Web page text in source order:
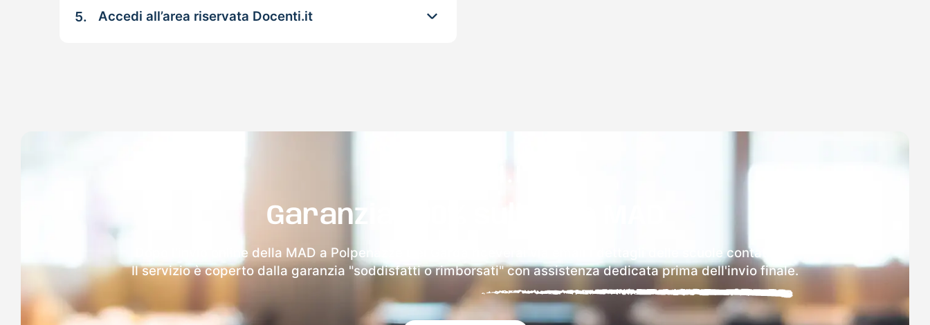
5. Accedi all’area riservata Docenti.it
Garanzia 100% sulla tua MAD
Dopo l'invio online della MAD a Polpenazze Del Garda riceverai via email i dettagli delle scuole contattate.
Il servizio è coperto dalla garanzia "soddisfatti o rimborsati" con assistenza dedicata prima dell'invio finale.